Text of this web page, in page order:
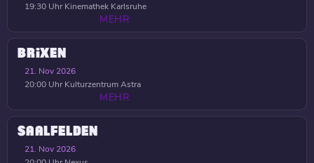
19:30 Uhr Kinemathek Karlsruhe
MEHR
BRIXEN
21. Nov 2026
20:00 Uhr Kulturzentrum Astra
MEHR
SAALFELDEN
21. Nov 2026